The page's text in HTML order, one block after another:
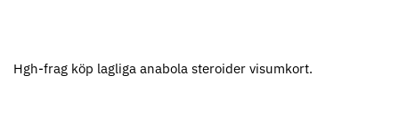
Hgh-frag köp lagliga anabola steroider visumkort.